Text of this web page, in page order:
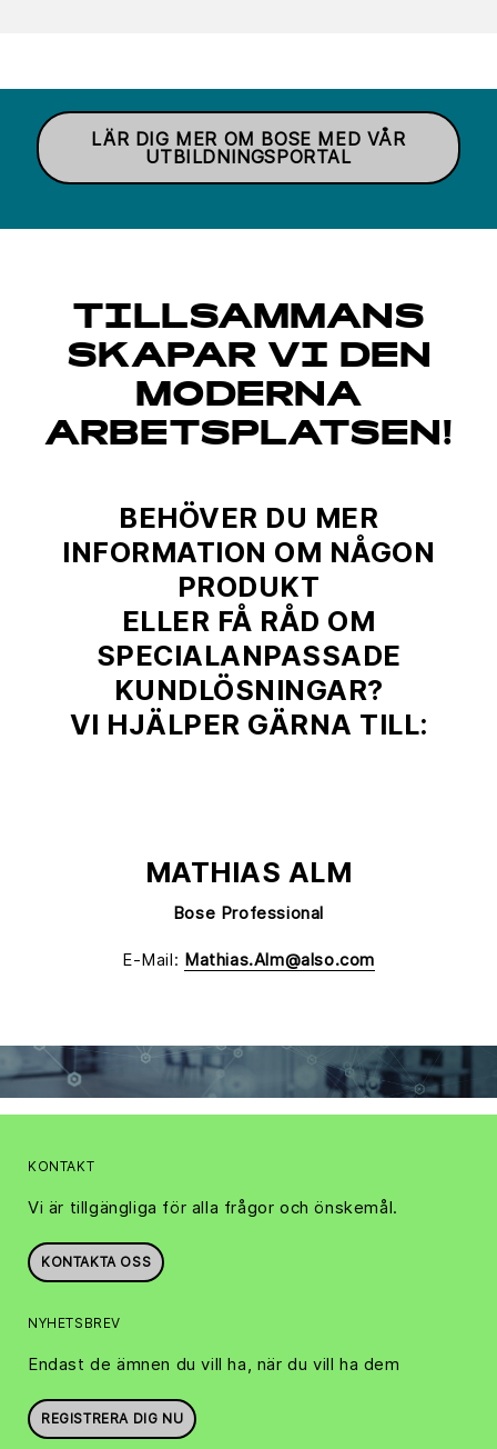
LÄR DIG MER OM BOSE MED VÅR
UTBILDNINGSPORTAL
TILLSAMMANS
SKAPAR VI DEN
MODERNA
ARBETSPLATSEN!
BEHÖVER DU MER
INFORMATION OM NÅGON
PRODUKT
ELLER FÅ RÅD OM
SPECIALANPASSADE
KUNDLÖSNINGAR?
VI HJÄLPER GÄRNA TILL:
MATHIAS ALM
Bose Professional
E-Mail: Mathias.Alm@also.com
KONTAKT
Vi är tillgängliga för alla frågor och önskemål.
KONTAKTA OSS
NYHETSBREV
Endast de ämnen du vill ha, när du vill ha dem
REGISTRERA DIG NU